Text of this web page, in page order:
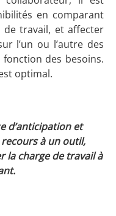
en comparant
de travail, et affecter
l’un ou l’autre des
des besoins.
optimal.
d’anticipation et
à un outil,
la charge de travail à